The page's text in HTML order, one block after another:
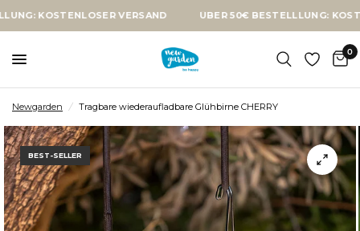
VERSAND ÜBER 50€ BESTELLLUNG:
0
Newgarden / Tragbare wiederaufladbare Glühbirne CHERRY
BEST-SELLER